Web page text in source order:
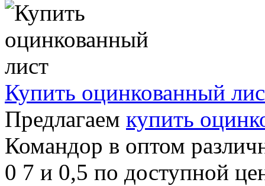
Купить оцинкованный
Предлагаем купить
Командор в оптом
0 7 и 0,5 по доступной